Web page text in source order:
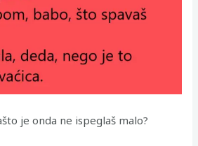
je onda ne ispeglaš malo?